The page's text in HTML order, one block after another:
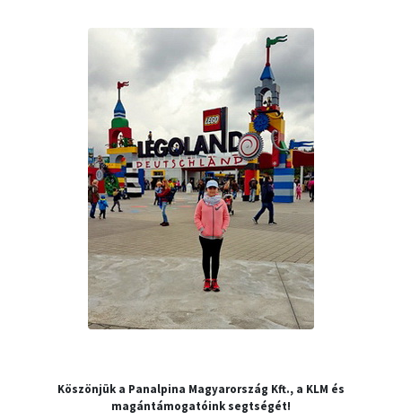
Köszönjük a Panalpina Magyarország Kft., a KLM és
magántámogatóink segtségét!